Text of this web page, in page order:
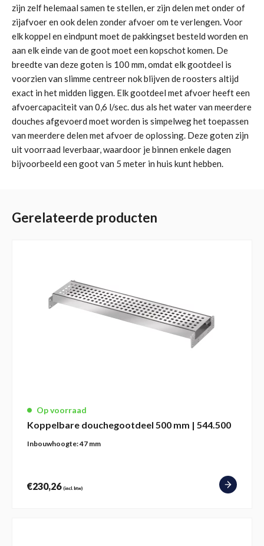
zijn zelf helemaal samen te stellen, er zijn delen met onder of
zijafvoer en ook delen zonder afvoer om te verlengen. Voor
elk koppel en eindpunt moet de pakkingset besteld worden en
aan elk einde van de goot moet een kopschot komen. De
breedte van deze goten is 100 mm, omdat elk gootdeel is
voorzien van slimme centreer nok blijven de roosters altijd
exact in het midden liggen. Elk gootdeel met afvoer heeft een
afvoercapaciteit van 0,6 l/sec. dus als het water van meerdere
douches afgevoerd moet worden is simpelweg het toepassen
van meerdere delen met afvoer de oplossing. Deze goten zijn
uit voorraad leverbaar, waardoor je binnen enkele dagen
bijvoorbeeld een goot van 5 meter in huis kunt hebben.
Gerelateerde producten
Op voorraad
Koppelbare douchegootdeel 500 mm | 544.500
Inbouwhoogte:47 mm
€230,26 (incl. btw)